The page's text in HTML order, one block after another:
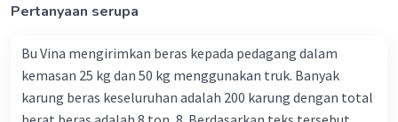
Pertanyaan serupa
Bu Vina mengirimkan beras kepada pedagang dalam
kemasan 25 kg dan 50 kg menggunakan truk. Banyak
karung beras keseluruhan adalah 200 karung dengan total